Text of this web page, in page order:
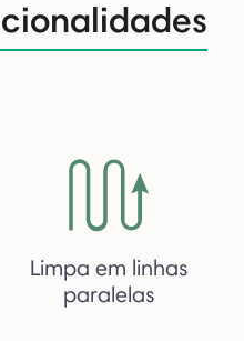
Limpa em linhas
paralelas